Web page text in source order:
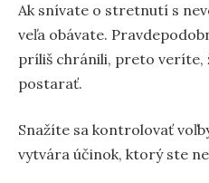
Ak snívate o stretnutí s
veľa obávate.
príliš chránili, preto veríte,
postarať.
Snažíte sa kontrolovať
vytvára účinok, ktorý ste